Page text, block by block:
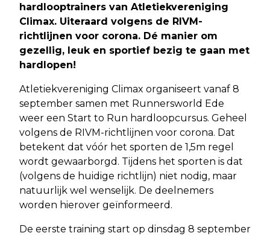
hardlooptrainers van Atletiekvereniging
Climax. Uiteraard volgens de RIVM-
richtlijnen voor corona. Dé manier om
gezellig, leuk en sportief bezig te gaan met
hardlopen!
Atletiekvereniging Climax organiseert vanaf 8
september samen met Runnersworld Ede
weer een Start to Run hardloopcursus. Geheel
volgens de RIVM-richtlijnen voor corona. Dat
betekent dat vóór het sporten de 1,5m regel
wordt gewaarborgd. Tijdens het sporten is dat
(volgens de huidige richtlijn) niet nodig, maar
natuurlijk wel wenselijk. De deelnemers
worden hierover geïnformeerd.
De eerste training start op dinsdag 8 september